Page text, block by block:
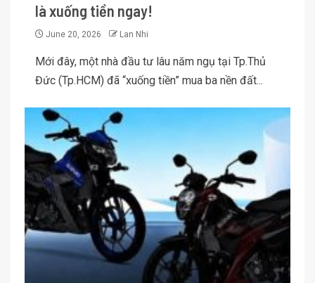
là xuống tiền ngay!
June 20, 2026 Lan Nhi
Mới đây, một nhà đầu tư lâu năm ngụ tại Tp.Thủ
Đức (Tp.HCM) đã “xuống tiền” mua ba nền đất...